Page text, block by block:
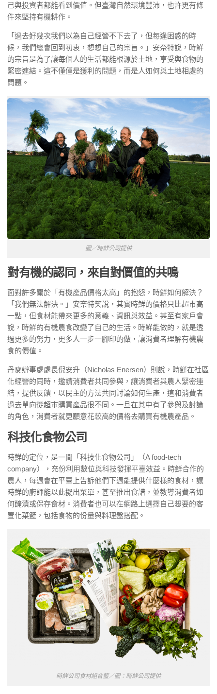
己與投資者都能看到價值。但臺灣自然環境豐沛，也許更有條
件來堅持有機耕作。
「過去好幾次我們以為自己經營不下去了，但每逢困惑的時
候，我們總會回到初衷，想想自己的宗旨。」安奈特說，時鮮
的宗旨是為了讓每個人的生活都能根源於土地，享受與食物的
緊密連結。這不僅僅是獲利的問題，而是人如何與土地相處的
問題。
圖／時鮮公司提供
對有機的認同，來自對價值的共鳴
面對許多關於「有機產品價格太高」的抱怨，時鮮如何解決？
「我們無法解決。」安奈特笑說，其實時鮮的價格只比超市高
一點，但食材能帶來更多的意義、資訊與效益。甚至有家戶會
說，時鮮的有機農食改變了自己的生活。時鮮能做的，就是透
過更多的努力，更多人一步一腳印的做，讓消費者理解有機農
食的價值。
丹麥辦事處處長倪安升（Nicholas Enersen）則說，時鮮在社區
化經營的同時，邀請消費者共同參與，讓消費者與農人緊密連
結，提供反饋，以民主的方法共同討論如何生產，這和消費者
過去單向從超市購買產品很不同。一旦在其中有了參與及討論
的角色，消費者就更願意花較高的價格去購買有機農產品。
科技化食物公司
時鮮的定位，是一間「科技化食物公司」（A food-tech
company），充份利用數位與科技發揮平臺效益。時鮮合作的
農人，每週會在平臺上告訴他們下週能提供什麼樣的食材，讓
時鮮的廚師能以此擬出菜單，甚至推出食譜，並教導消費者如
何醃漬或保存食材。消費者也可以在網路上選擇自己想要的客
置化菜籃，包括食物的份量與料理盤搭配。
時鮮公司食材組合籃／圖：時鮮公司提供